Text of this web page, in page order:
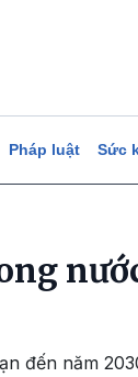
Pháp luật Sức
đến năm